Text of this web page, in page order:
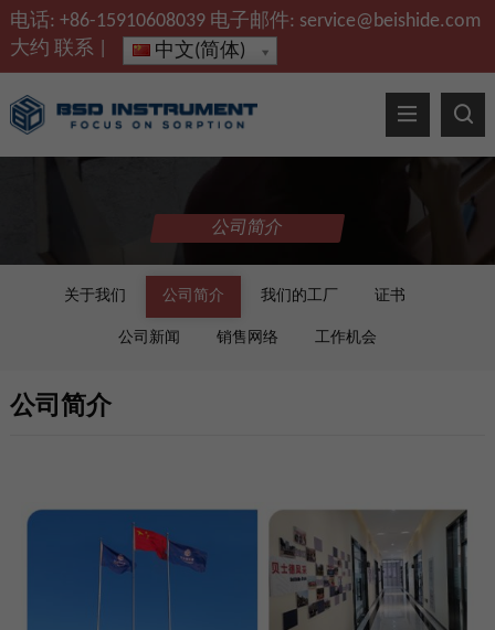
电话: +86-15910608039电子邮件: service@beishide.com
大约 联系 中文(简体)
公司简介
关于我们 公司简介 我们的工厂 证书
公司新闻 销售网络 工作机会
公司简介